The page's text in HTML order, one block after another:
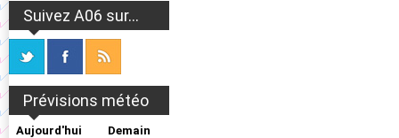
Suivez A06 sur...
Prévisions météo
Aujourd'hui Demain